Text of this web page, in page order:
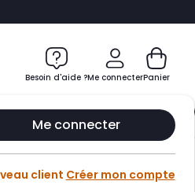
chatbot
Besoin d'aide ?Me connecter
Me connecter
client Créer mon compte
Panier
Club Infinity
au panier •